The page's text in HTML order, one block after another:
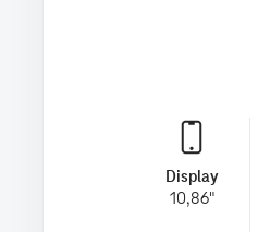
Display
10,86"